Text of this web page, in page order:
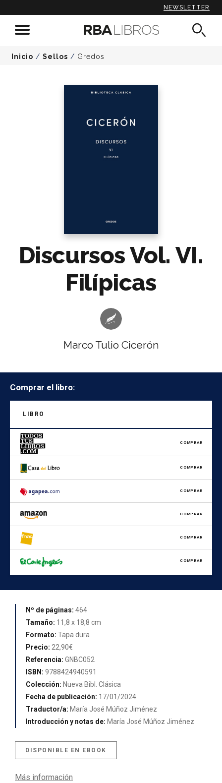
NEWSLETTER
Inicio / Sellos / Gredos
Discursos Vol. VI.
Filípicas
Marco Tulio Cicerón
Comprar el libro:
LIBRO
COMPRAR
COMPRAR
COMPRAR
COMPRAR
COMPRAR
COMPRAR
Nº de páginas: 464
Tamaño: 11,8 x 18,8 cm
Formato: Tapa dura
Precio: 22,90€
Referencia: GNBC052
ISBN: 9788424940591
Colección: Nueva Bibl. Clásica
Fecha de publicación: 17/01/2024
Traductor/a: María José Múñoz Jiménez
Introducción y notas de: María José Múñoz Jiménez
DISPONIBLE EN EBOOK
Más información